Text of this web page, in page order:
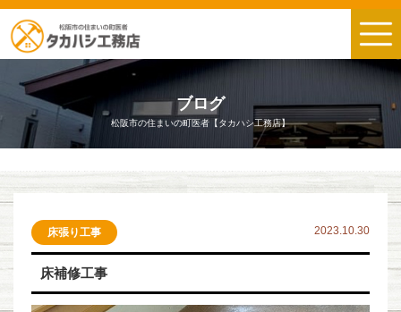
ブログ
松阪市の住まいの町医者【タカハシ工務店】
床張り工事 2023.10.30
床補修工事